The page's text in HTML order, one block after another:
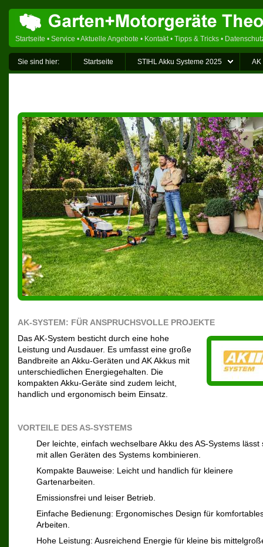
Startseite • Service •Aktuelle Angebote • Kontakt• Tipps & Tricks •
Sie sind hier: Startseite STIHL Akku Systeme 2025 AK
AK-SYSTEM: FÜR ANSPRUCHSVOLLE PROJEKTE
Das AK-System besticht durch eine hohe
Leistung und Ausdauer. Es umfasst eine große
Bandbreite an Akku-Geräten und AK Akkus mit
unterschiedlichen Energiegehalten. Die
kompakten Akku-Geräte sind zudem leicht,
handlich und ergonomisch beim Einsatz.
VORTEILE DES AS-SYSTEMS
Der leichte, einfach wechselbare Akku des AS-Systems lässt
mit allen Geräten des Systems kombinieren.
Kompakte Bauweise: Leicht und handlich für kleinere
Gartenarbeiten.
Emissionsfrei und leiser Betrieb.
Einfache Bedienung: Ergonomisches Design für
Arbeiten.
Hohe Leistung: Ausreichend Energie für kleine bis